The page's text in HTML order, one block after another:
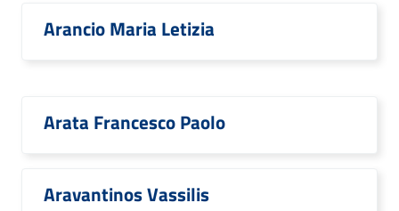
Arancio Maria Letizia
Arata Francesco Paolo
Aravantinos Vassilis